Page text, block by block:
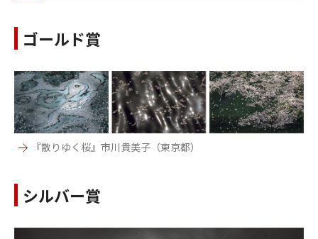
ゴールド賞
『散りゆく桜』市川貴美子（東京都）
シルバー賞